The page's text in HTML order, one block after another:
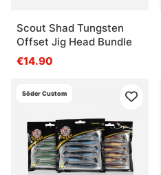
Scout Shad Tungsten
Offset Jig Head Bundle
€14.90
Söder Custom